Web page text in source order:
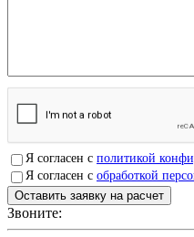
Я согласен с политикой
Я согласен с обработкой
Звоните: